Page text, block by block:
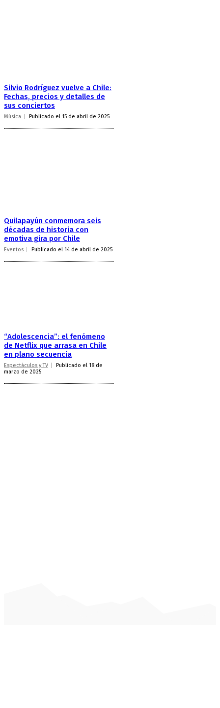
Silvio Rodríguez vuelve a Chile:
Fechas, precios y detalles de
sus conciertos
Música Publicado el 15 de abril de 2025
Quilapayún conmemora seis
décadas de historia con
emotiva gira por Chile
Eventos Publicado el 14 de abril de 2025
“Adolescencia”: el fenómeno
de Netflix que arrasa en Chile
en plano secuencia
Espectáculos y TV
Publicado el 18 de
marzo de 2025